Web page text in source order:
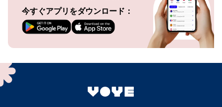
今すぐアプリをダウンロード：